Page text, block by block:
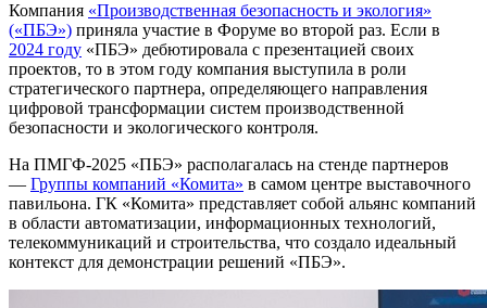
Компания «Производственная безопасность и экология»
(«ПБЭ») приняла участие в Форуме во второй раз. Если в
2024 году «ПБЭ» дебютировала с презентацией своих
проектов, то в этом году компания выступила в роли
стратегического партнера, определяющего направления
цифровой трансформации систем производственной
безопасности и экологического контроля.
На ПМГФ-2025 «ПБЭ» располагалась на стенде партнеров
— Группы компаний «Комита» в самом центре выставочного
павильона. ГК «Комита» представляет собой альянс компаний
в области автоматизации, информационных технологий,
телекоммуникаций и строительства, что создало идеальный
контекст для демонстрации решений «ПБЭ».